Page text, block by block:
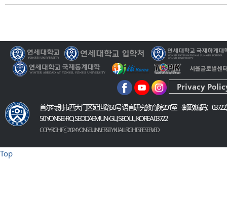
首尔特别市西大门区延世路50号 语言研究教育院201室（邮政编码：
50 YONSEI-RO, SEODAEMUN-GU, SEOUL, KOREA 03722
COPYRIGHT ⓒ 2024 YONSEI UNIVERSITY KLI. ALL RIGHTS RESERVED
Privacy
Top